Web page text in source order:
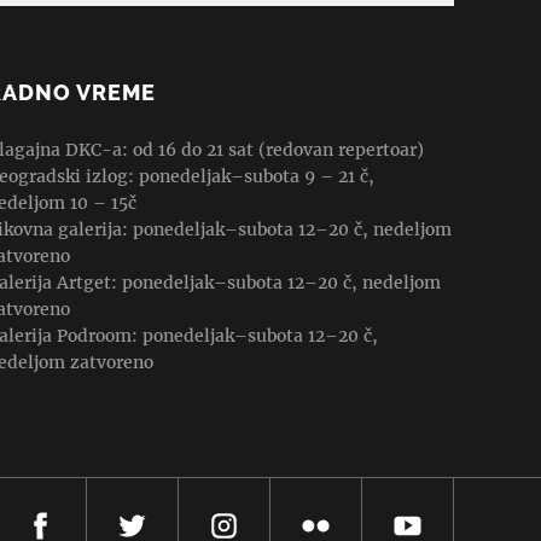
VREME
DKC-a: od 16 do 21 sat (redovan repertoar)
izlog: ponedeljak–subota 9 – 21 č,
10 – 15č
galerija: ponedeljak–subota 12–20 č, nedeljom
Artget: ponedeljak–subota 12–20 č, nedeljom
Podroom: ponedeljak–subota 12–20 č,
zatvoreno